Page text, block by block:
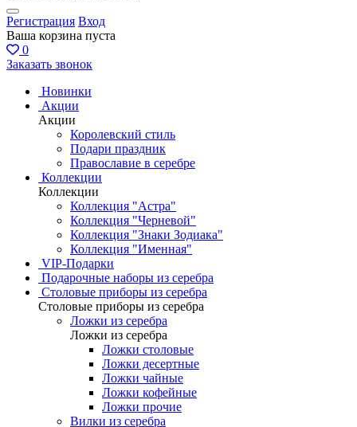
Регистрация Вход
Ваша корзина пуста
0
Заказать звонок
Новинки
Акции
Акции
Королевский стиль
Подари праздник
Православие в серебре
Коллекции
Коллекции
Коллекция "Астра"
Коллекция "Черневой"
Коллекция "Знаки Зодиака"
Коллекция "Именная"
VIP-Подарки
Подарочные наборы из серебра
Столовые приборы из серебра
Столовые приборы из серебра
Ложки из серебра
Ложки из серебра
Ложки столовые
Ложки десертные
Ложки чайные
Ложки кофейные
Ложки прочие
Вилки из серебра